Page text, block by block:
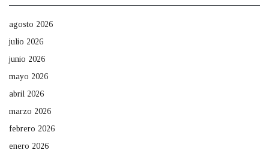
agosto 2026
julio 2026
junio 2026
mayo 2026
abril 2026
marzo 2026
febrero 2026
enero 2026